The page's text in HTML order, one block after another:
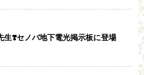
生❣️セノバ地下電光掲示板に登場